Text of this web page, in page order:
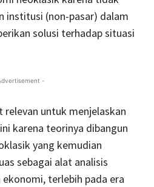
institusi (non-pasar) dalam
solusi terhadap situasi
-
relevan untuk menjelaskan
karena teorinya dibangun
yang kemudian
sebagai alat analisis
terlebih pada era